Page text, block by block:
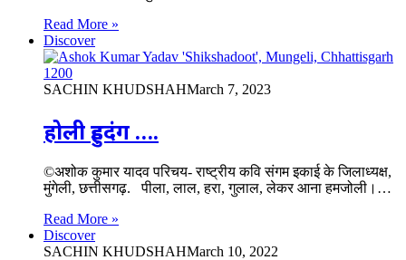
Read More »
Discover
SACHIN KHUDSHAHMarch 7, 2023
होली हुड़दंग ….
©अशोक कुमार यादव परिचय- राष्ट्रीय कवि संगम इकाई के जिलाध्यक्ष,
मुंगेली, छत्तीसगढ़. पीला, लाल, हरा, गुलाल, लेकर आना हमजोली।…
Read More »
Discover
SACHIN KHUDSHAHMarch 10, 2022